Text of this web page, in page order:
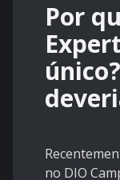
Por
no DIO